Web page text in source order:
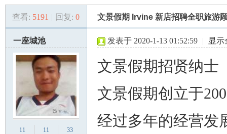
美» › ›
查看: 5191 | 回复: 0 文景假期 Irvine 新店招聘全职旅游
一座城池
11
11
33
发表于 2020-1-13 01:52:59 | 显示
文景假期招贤纳士
文景假期创立于
经过多年的经营发